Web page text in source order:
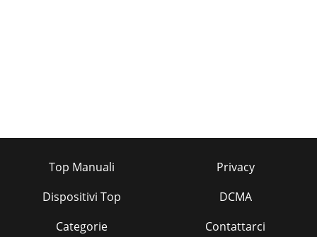
Top Manuali
Dispositivi Top
Categorie
Privacy
DCMA
Contattarci